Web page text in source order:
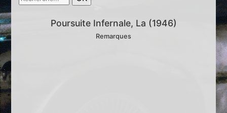
Poursuite Infernale, La (1946)
Remarques